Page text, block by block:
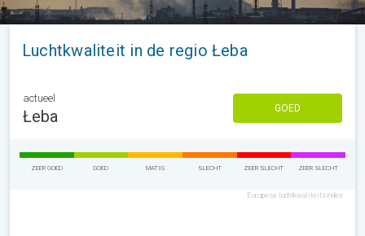
Luchtkwaliteit in de regio Łeba
actueel
Łeba GOED
ZEER GOED GOED MATIG SLECHT ZEER SLECHT ZEER SLECHT
Europese luchtkwaliteitsindex